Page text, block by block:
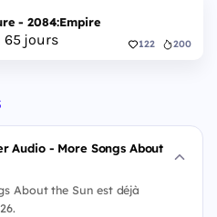
- 2084:Empire
65 jours 122 200
Audio - More Songs About
About the Sun est déjà